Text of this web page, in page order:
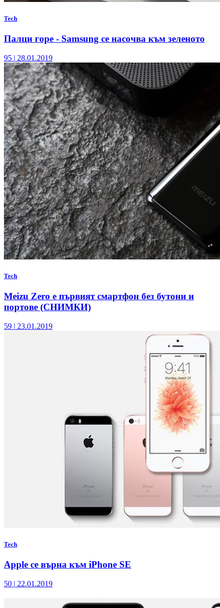
Tech
Палци горе - Samsung се насочва към зеленото
95 | 28.01.2019
Tech
Meizu Zero е първият смартфон без бутони и
портове (СНИМКИ)
59 | 23.01.2019
Tech
Apple се върна към iPhone SE
50 | 22.01.2019